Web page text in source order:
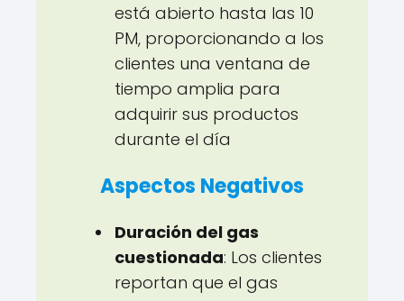
está abierto hasta las 10
PM, proporcionando a los
clientes una ventana de
tiempo amplia para
adquirir sus productos
durante el día
Aspectos Negativos
Duración del gas
cuestionada: Los clientes
reportan que el gas